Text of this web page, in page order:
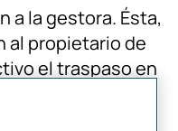
a la gestora. Ésta,
al propietario de
el traspaso en